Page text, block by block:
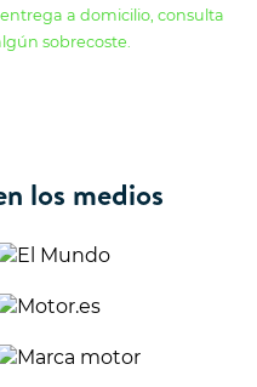
a domicilio, consulta
sobrecoste.
los medios